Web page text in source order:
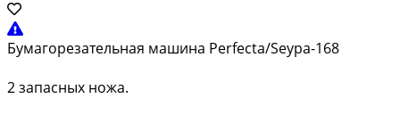
Бумагорезательная машина Perfecta/Seypa-168
2 запасных ножа.